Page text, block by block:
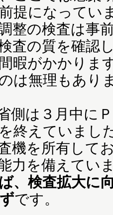
提になってい
整の検査は事
査の質を確認
暇がかかりま
は無理もあり
側は３月中に
終えていまし
機を所有して
力を備えてい
、検査拡大に
です。